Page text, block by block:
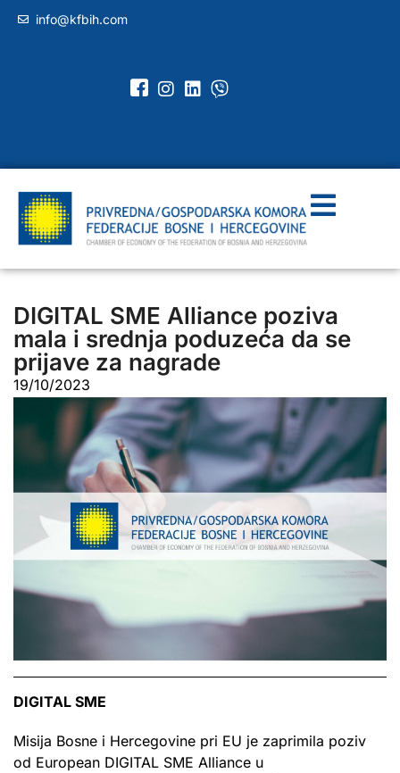
info@kfbih.com
DIGITAL SME Alliance poziva
mala i srednja poduzeća da se
prijave za nagrade
19/10/2023
DIGITAL SME
Misija Bosne i Hercegovine pri EU je zaprimila poziv
od European DIGITAL SME Alliance u